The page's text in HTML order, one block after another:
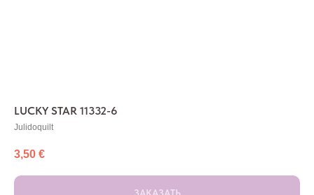
LUCKY STAR 11332-6
Julidoquilt
3,50 €